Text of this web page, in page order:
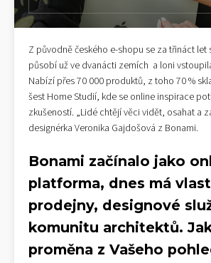
Z původně českého e-shopu se za třináct let
působí už ve dvanácti zemích a loni
Nabízí přes 70 000 produktů, z toho 70 %
šest Home Studií, kde se online inspirace
zkušeností. „Lidé chtějí věci vidět, osahat a
designérka Veronika Gajdošová z Bonami.
Bonami začínalo jako
platforma, dnes má
prodejny, designové
komunitu architektů.
proměna z Vašeho